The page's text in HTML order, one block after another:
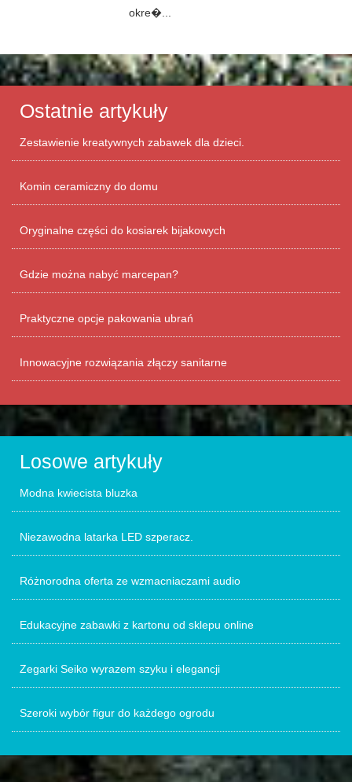
okre�...
Ostatnie artykuły
Zestawienie kreatywnych zabawek dla dzieci.
Komin ceramiczny do domu
Oryginalne części do kosiarek bijakowych
Gdzie można nabyć marcepan?
Praktyczne opcje pakowania ubrań
Innowacyjne rozwiązania złączy sanitarne
Losowe artykuły
Modna kwiecista bluzka
Niezawodna latarka LED szperacz.
Różnorodna oferta ze wzmacniaczami audio
Edukacyjne zabawki z kartonu od sklepu online
Zegarki Seiko wyrazem szyku i elegancji
Szeroki wybór figur do każdego ogrodu